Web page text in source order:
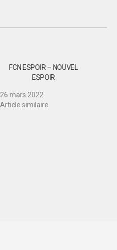
FCN ESPOIR – NOUVEL
ESPOIR
26 mars 2022
Article similaire